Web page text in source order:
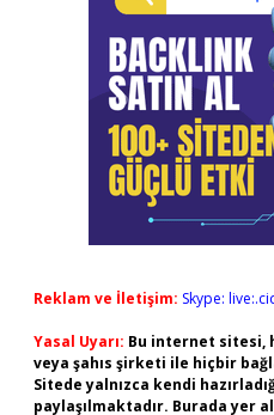
Reklam ve İletişim: Skype:
Yasal Uyarı: Bu internet sitesi,
veya şahıs şirketi ile hiçbir
Sitede yalnızca kendi
paylaşılmaktadır. Burada yer